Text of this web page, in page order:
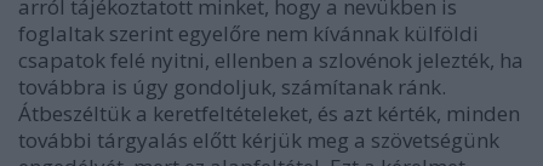
arról tájékoztatott minket, hogy a nevükben is
foglaltak szerint egyelőre nem kívánnak külföldi
csapatok felé nyitni, ellenben a szlovénok jelezték, ha
továbbra is úgy gondoljuk, számítanak ránk.
Átbeszéltük a keretfeltételeket, és azt kérték, minden
további tárgyalás előtt kérjük meg a szövetségünk